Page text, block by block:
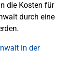
die Kosten für
durch eine
in der